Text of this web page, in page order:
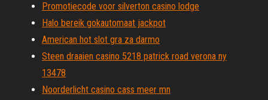
Promotiecode voor silverton casino lodge
Halo bereik gokautomaat jackpot
American hot slot gra za darmo
Steen draaien casino 5218 patrick road verona ny
13478
Noorderlicht casino cass meer mn